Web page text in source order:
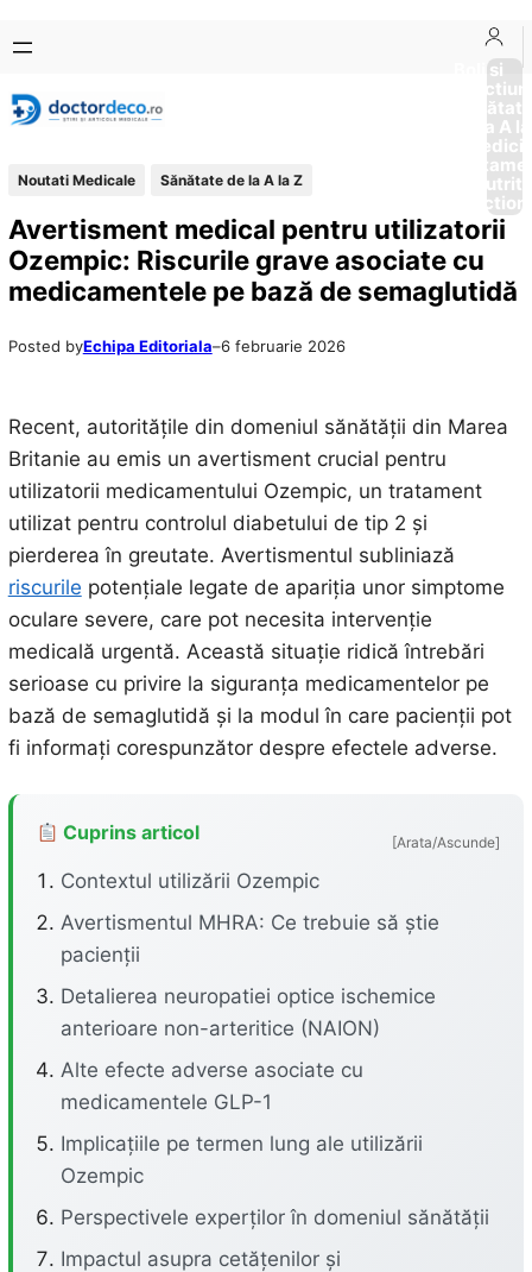
conținut
content
Boli si
Afectiuni
Sănătate
de la A
Noutati Medicale Sănătate de la A la Z
Avertisment medical pentru utilizatorii
Ozempic: Riscurile grave asociate cu
medicamentele pe bază de semaglutidă
Posted byEchipa Editoriala–6 februarie 2026
Recent, autoritățile din domeniul sănătății din Marea
Britanie au emis un avertisment crucial pentru
utilizatorii medicamentului Ozempic, un tratament
utilizat pentru controlul diabetului de tip 2 și
pierderea în greutate. Avertismentul subliniază
riscurile potențiale legate de apariția unor simptome
oculare severe, care pot necesita intervenție
medicală urgentă. Această situație ridică întrebări
serioase cu privire la siguranța medicamentelor pe
bază de semaglutidă și la modul în care pacienții pot
fi informați corespunzător despre efectele adverse.
Cuprins articol [Arata/Ascunde]
Contextul utilizării Ozempic
Avertismentul MHRA: Ce trebuie să știe
pacienții
Detalierea neuropatiei optice ischemice
anterioare non-arteritice (NAION)
Alte efecte adverse asociate cu
medicamentele GLP-1
Implicațiile pe termen lung ale utilizării
Ozempic
Perspectivele experților în domeniul sănătății
Impactul asupra cetățenilor și